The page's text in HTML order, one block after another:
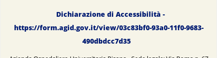
Dichiarazione di Accessibilità -
https://form.agid.gov.it/view/03c83bf0-93a0-11f0-9683-
490dbdcc7d35